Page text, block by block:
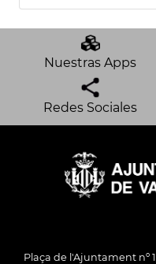
Nuestras Apps
Redes Sociales
Plaça de l'Ajuntament nº 1